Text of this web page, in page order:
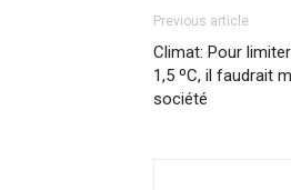
Previous article
Climat: Pour
1,5 ºC, il faudrait
société